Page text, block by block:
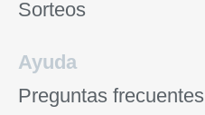
Sorteos
Ayuda
Preguntas frecuentes